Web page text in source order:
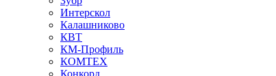
Интерскол
Калашниково
КВТ
КМ-Профиль
КОМТЕХ
Конкорд